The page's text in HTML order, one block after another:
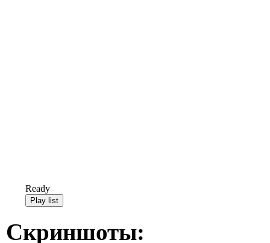
Ready
Скриншоты: